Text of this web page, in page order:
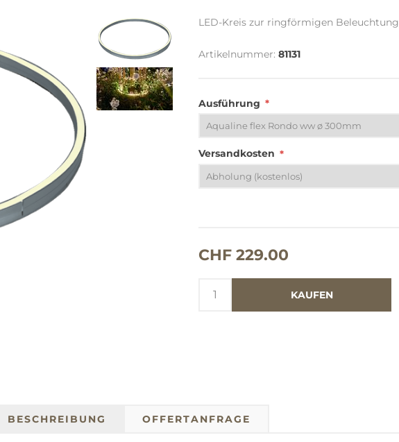
LED-Kreis zur ringförmigen Beleuchtung
Artikelnummer: 81131
Ausführung *
Versandkosten *
CHF 229.00
BESCHREIBUNG OFFERTANFRAGE